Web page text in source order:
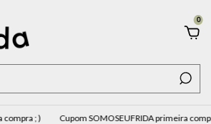
0
; ) Cupom SOMOSEUFRIDA primeira compra ; )